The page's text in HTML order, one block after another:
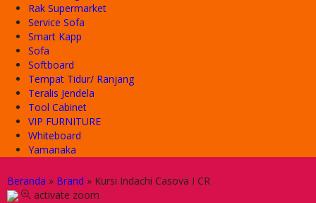
Rak Supermarket
Service Sofa
Smart Kapp
Sofa
Softboard
Tempat Tidur/ Ranjang
Teralis Jendela
Tool Cabinet
VIP FURNITURE
Whiteboard
Yamanaka
Beranda » Brand » Kursi Indachi Casova I CR
activate zoom